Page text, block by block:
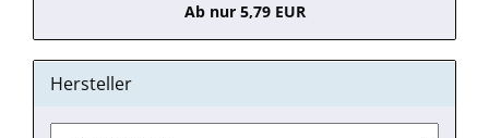
Ab nur 5,79 EUR
Hersteller